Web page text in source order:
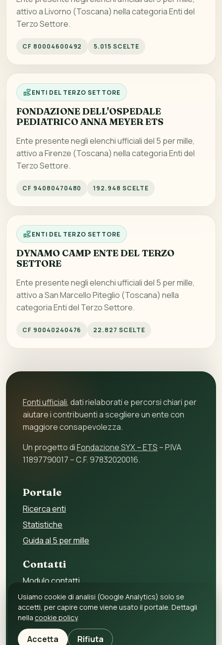
attivo a Livorno (Toscana) nella categoria Enti del
Terzo Settore.
CF 80004600492 5.015 SCELTE
ENTI DEL TERZO SETTORE
FONDAZIONE DELL'OSPEDALE
PEDIATRICO ANNA MEYER ETS
Ente presente negli elenchi ufficiali del 5 per mille,
attivo a Firenze (Toscana) nella categoria Enti del
Terzo Settore.
CF 94080470480 192.948 SCELTE
ENTI DEL TERZO SETTORE
DYNAMO CAMP ENTE DEL TERZO
SETTORE
Ente presente negli elenchi ufficiali del 5 per mille,
attivo a San Marcello Piteglio (Toscana) nella
categoria Enti del Terzo Settore.
CF 90040240476 22.827 SCELTE
Fonti ufficiali, dati rielaborati e percorsi chiari per
aiutare i contribuenti a scegliere un ente con
maggiore consapevolezza.
Un progetto diFondazione SYX – ETS – P.IVA
11897790017 – C.F. 97832020016.
Portale
Ricerca enti
Statistiche
Guida al 5 per mille
Contatti
Modulo contatti
Per gli enti
Per i fornitori
Privacy policy
Usiamo cookie di analisi (Google Analytics) solo se
accetti, per capire come viene usato il portale. Dettagli
nella cookie policy.
Accetta Rifiuta